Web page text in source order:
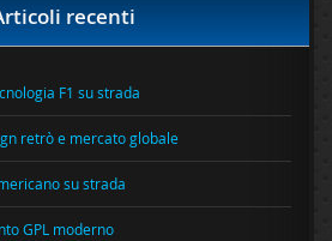
recenti
F1 su strada
retrò e mercato globale
su strada
GPL moderno